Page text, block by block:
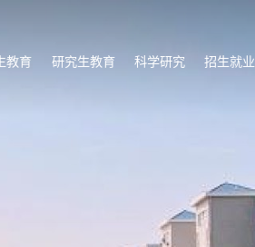
教育 研究生教育 科学研究 招生就业